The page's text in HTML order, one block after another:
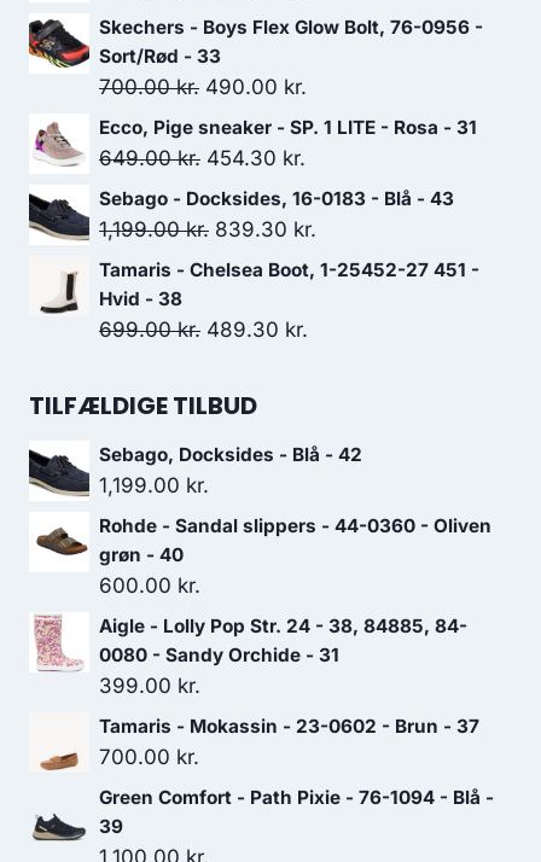
oprindelige
pris
var:
899.00 kr..
aktuelle
629.30 kr..
Skechers - Boys Flex Glow Bolt, 76-0956 -
Sort/Rød - 33
700.00kr. Den
oprindelige
pris
700.00 kr..
490.00 kr.
aktuelle
Ecco, Pige sneaker - SP. 1 LITE - Rosa - 31
649.00kr. Den
oprindelige
pris
649.00 kr..
454.30 kr.
aktuelle
pris
454.30 kr..
Sebago - Docksides, 16-0183 - Blå - 43
1,199.00kr. Den
oprindelige
var:
839.30 kr.
aktuelle
Tamaris - Chelsea Boot, 1-25452-27 451 -
Hvid - 38
699.00kr. Den
pris
699.00 kr..
489.30 kr.
489.30 kr..
TILFÆLDIGE TILBUD
Sebago, Docksides - Blå - 42
1,199.00 kr.
Rohde - Sandal slippers - 44-0360 - Oliven
grøn - 40
600.00 kr.
Aigle - Lolly Pop Str. 24 - 38, 84885, 84-
0080 - Sandy Orchide - 31
399.00 kr.
Tamaris - Mokassin - 23-0602 - Brun - 37
700.00 kr.
Green Comfort - Path Pixie - 76-1094 - Blå -
39
1,100.00 kr.